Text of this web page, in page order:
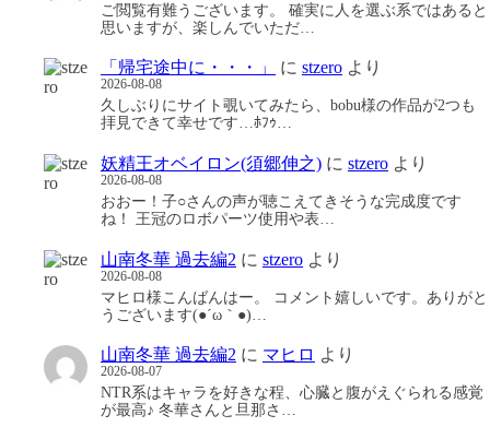
ご閲覧有難うございます。 確実に人を選ぶ系ではあると
思いますが、楽しんでいただ…
「帰宅途中に・・・」 に stzero より
2026-08-08
久しぶりにサイト覗いてみたら、bobu様の作品が2つも
拝見できて幸せです…ﾎﾌｩ…
妖精王オベイロン(須郷伸之) に stzero より
2026-08-08
おおー！子○さんの声が聴こえてきそうな完成度です
ね！ 王冠のロボパーツ使用や表…
山南冬華 過去編2 に stzero より
2026-08-08
マヒロ様こんばんはー。 コメント嬉しいです。ありがと
うございます(●´ω｀●)…
山南冬華 過去編2 に マヒロ より
2026-08-07
NTR系はキャラを好きな程、心臓と腹がえぐられる感覚
が最高♪ 冬華さんと旦那さ…